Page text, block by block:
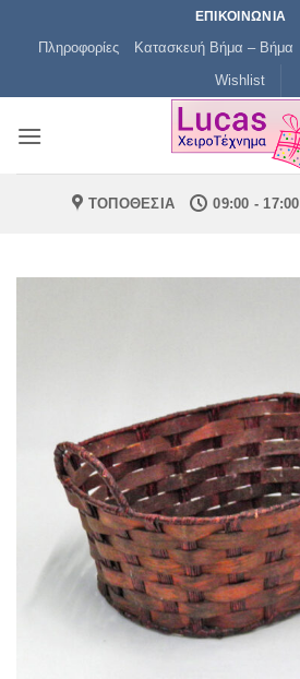
ΕΠΙΚΟΙΝΩΝΙΑ
Πληροφορίες Κατασκευή Βήμα – Βήμα
Wishlist
ΤΟΠΟΘΕΣΙΑ 09:00 - 17:00